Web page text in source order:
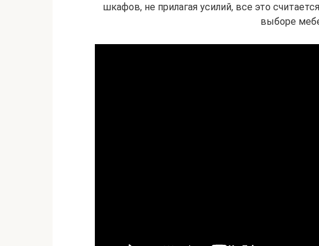
шкафов, не прилагая усилий, все это
выборе